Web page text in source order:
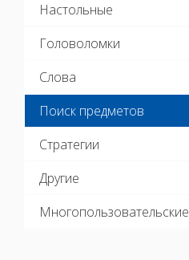
Настольные
Головоломки
Слова
Поиск предметов
Стратегии
Другие
Многопользовательские